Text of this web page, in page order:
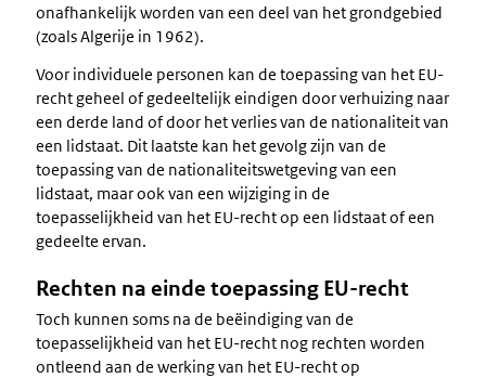
onafhankelijk worden van een deel van het grondgebied
(zoals Algerije in 1962).
Voor individuele personen kan de toepassing van het EU-
recht geheel of gedeeltelijk eindigen door verhuizing naar
een derde land of door het verlies van de nationaliteit van
een lidstaat. Dit laatste kan het gevolg zijn van de
toepassing van de nationaliteitswetgeving van een
lidstaat, maar ook van een wijziging in de
toepasselijkheid van het EU-recht op een lidstaat of een
gedeelte ervan.
Rechten na einde toepassing EU-recht
Toch kunnen soms na de beëindiging van de
toepasselijkheid van het EU-recht nog rechten worden
ontleend aan de werking van het EU-recht op